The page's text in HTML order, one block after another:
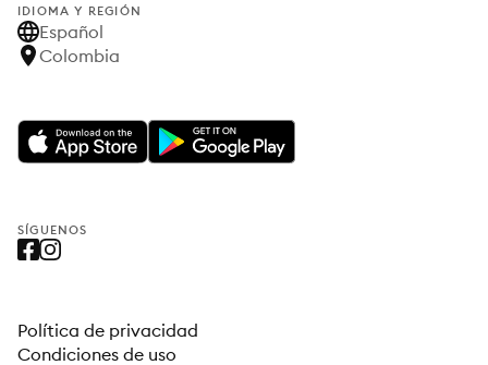
IDIOMA Y REGIÓN
Español
Colombia
SÍGUENOS
Política de privacidad
Condiciones de uso